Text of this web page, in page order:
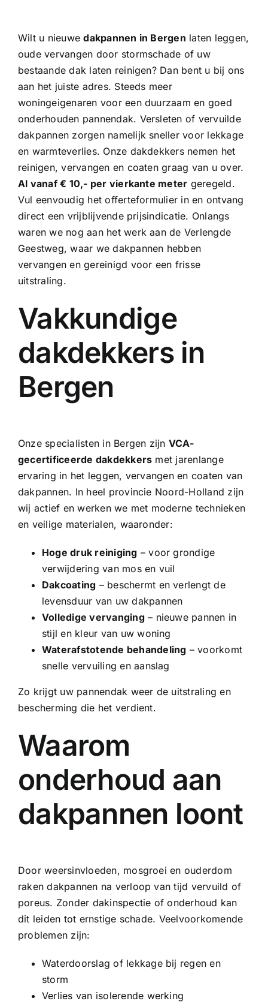
Wilt u nieuwedakpannen in Bergen laten leggen,
oude vervangen door stormschade of uw
bestaande dak laten reinigen? Dan bent u bij ons
aan het juiste adres. Steeds meer
woningeigenaren voor een duurzaam en goed
onderhouden pannendak. Versleten of vervuilde
dakpannen zorgen namelijk sneller voor lekkage
en warmteverlies. Onze dakdekkersnemen het
reinigen, vervangen en coaten graag van u over.
Al vanaf € 10,- per vierkante meter geregeld.
Vul eenvoudig het offerteformulier in en ontvang
direct een vrijblijvende prijsindicatie. Onlangs
waren we nog aan het werk aan de Verlengde
Geestweg, waar wedakpannen hebben
vervangen en gereinigd voor een frisse
uitstraling.
Vakkundige
dakdekkers in
Bergen
Onze specialisten in Bergen zijn VCA-
gecertificeerde dakdekkers met jarenlange
ervaring in het leggen, vervangen en coaten van
dakpannen. In heel provincie Noord-Holland zijn
wij actief en werken we met moderne technieken
en veilige materialen, waaronder:
Hoge druk reiniging – voor grondige
verwijdering van mos en vuil
Dakcoating – beschermt en verlengt de
levensduur van uw dakpannen
Volledige vervanging– nieuwe pannen in
stijl en kleur van uw woning
Waterafstotende behandeling – voorkomt
snelle vervuiling en aanslag
Zo krijgt uw pannendak weer de uitstraling en
bescherming die het verdient.
Waarom
onderhoud aan
dakpannen loont
Door weersinvloeden, mosgroei en ouderdom
raken dakpannen na verloop van tijd vervuild of
poreus. Zonder dakinspectie of onderhoud kan
dit leiden tot ernstige schade. Veelvoorkomende
problemen zijn:
Waterdoorslag of lekkage bij regen en
storm
Verlies van isolerende werking